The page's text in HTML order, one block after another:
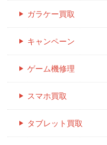
ガラケー買取
キャンペーン
ゲーム機修理
スマホ買取
タブレット買取